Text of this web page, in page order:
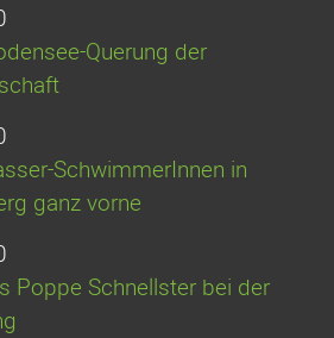
Querung der
SchwimmerInnen in
ganz vorne
Poppe Schnellster bei der